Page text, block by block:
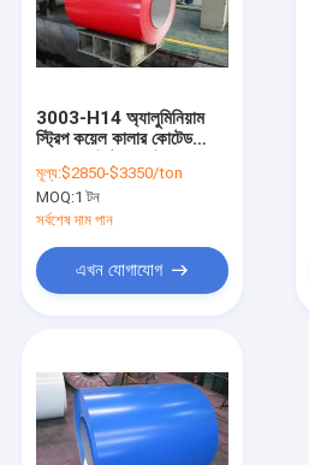
পণ্য
ভিডিও
3003-H14 অ্যালুমিনিয়াম
স্ট্রিপ কয়েল কালার কোটেড
মিমি
মূল্য:$2850-$3350/ton
MOQ:1 টন
সর্বশেষ দাম পান
এখন যোগাযোগ